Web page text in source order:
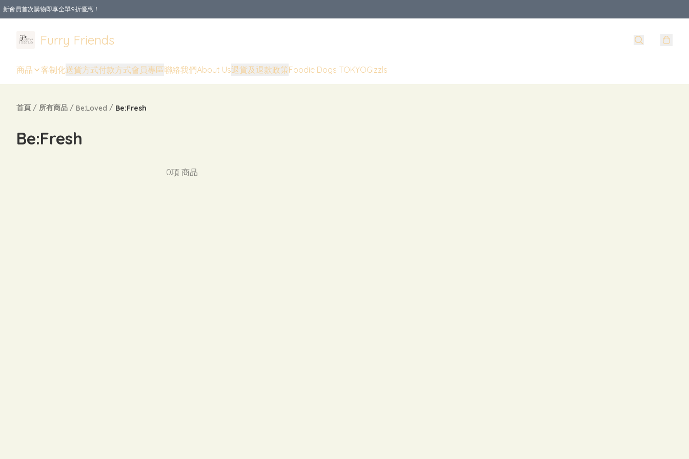
新會員首次購物即享全單9折優惠！
Furry Friends
商品 客制化送貨方式付款方式會員專區聯絡我們About Us退貨及退款政策Foodie Dogs TOKYOGizzls
首頁 / 所有商品 / Be:Loved / Be:Fresh
Be:Fresh
0項 商品